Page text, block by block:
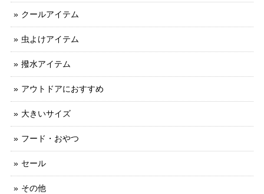
クールアイテム
虫よけアイテム
撥水アイテム
アウトドアにおすすめ
大きいサイズ
フード・おやつ
セール
その他